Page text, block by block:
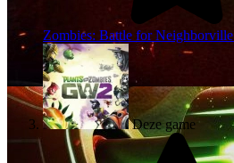
Zombies: Battle for Neighborville
Deze game